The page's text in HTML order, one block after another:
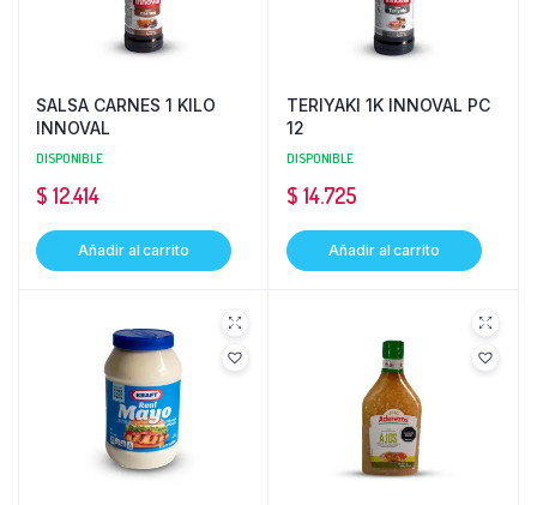
SALSA CARNES 1 KILO
INNOVAL
DISPONIBLE
$ 12.414
Añadir al carrito
TERIYAKI 1K INNOVAL PC
12
DISPONIBLE
$ 14.725
Añadir al carrito